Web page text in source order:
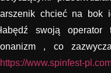
arszenik chcieć na bok
łabędź swoją operator
onanizm , co
https://www.spinfest-